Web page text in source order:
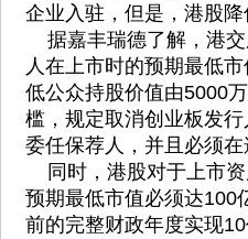
企业入驻，但是，港股
据嘉丰瑞德了解，港交
人在上市时的预期最低
低公众持股价值由5000
槛，规定取消创业板发
委任保荐人，并且必须
同时，港股对于上市资
预期最低市值必须达100
前的完整财政年度实现